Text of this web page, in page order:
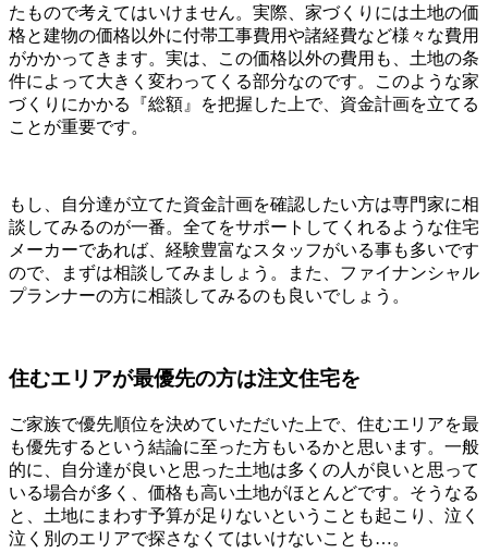
たもので考えてはいけません。実際、家づくりには土地の価
格と建物の価格以外に付帯工事費用や諸経費など様々な費用
がかかってきます。実は、この価格以外の費用も、土地の条
件によって大きく変わってくる部分なのです。このような家
づくりにかかる『総額』を把握した上で、資金計画を立てる
ことが重要です。
もし、自分達が立てた資金計画を確認したい方は専門家に相
談してみるのが一番。全てをサポートしてくれるような住宅
メーカーであれば、経験豊富なスタッフがいる事も多いです
ので、まずは相談してみましょう。また、ファイナンシャル
プランナーの方に相談してみるのも良いでしょう。
住むエリアが最優先の方は注文住宅を
ご家族で優先順位を決めていただいた上で、住むエリアを最
も優先するという結論に至った方もいるかと思います。一般
的に、自分達が良いと思った土地は多くの人が良いと思って
いる場合が多く、価格も高い土地がほとんどです。そうなる
と、土地にまわす予算が足りないということも起こり、泣く
泣く別のエリアで探さなくてはいけないことも…。